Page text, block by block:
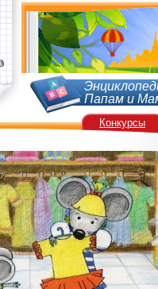
Папам и
Конкурсы